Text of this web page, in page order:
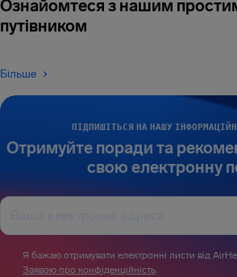
ПІДПИШІТЬСЯ НА НАШУ
Отримуйте поради та
свою електронну
Я бажаю отримувати електронні листи від
Заявою про конфіденційність.
Ознайомтеся з нашим
путівником
Більше